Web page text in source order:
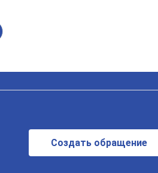
Создать обращение